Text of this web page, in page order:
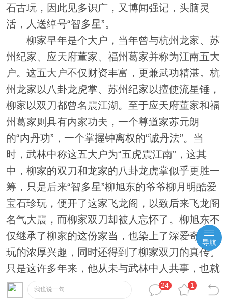
石古玩，因此见多识广，又博闻强记，头脑灵
活，人送绰号“智多星”。
柳家早年是个大户，当年曾与杭州龙家、苏
州纪家、应天府董家、福州葛家并称为江南五大
户。这五大户不仅财资丰富，更兼武功精湛。杭
州龙家以八卦龙虎掌、苏州纪家以擅使流星锤，
柳家以双刀都曾名震江湖。至于应天府董家和福
州葛家则具有内家功夫，一个尊道家苏元朗
的“内丹功”，一个掌握钟离权的“诚丹法”。当
时，武林中称这五大户为“五虎震江南”，这其
中，柳家的双刀和龙家的八卦龙虎掌似乎更胜一
筹，只是后来“智多星”柳旭东的爷爷柳月明酷爱
宝石珍玩，便开了这家飞龙阁，以致后来飞龙阁
名气大震，而柳家双刀却被人忘怀了。柳旭东不
仅继承了柳家的这份家当，也染上了深爱奇石古
玩的浓厚兴趣，同时还得到了柳家双刀的真传。
只是这许多年来，他从未与武林中人共事，也就
始终未露出自己的武功家数，飞龙阁上上下下几
十口人，没有一个人见到过他的武功。
我也说一句
24 1
导航